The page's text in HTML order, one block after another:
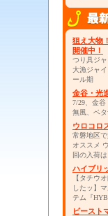
狙え大物
開催中！
つり具ジ
大漁ジャ
ール期
金谷・光
7/29、金谷
無風、ベ
ウロコロ
常磐地区
オススメ
回の入荷は
ハイブリ
【タチウ
したッ】
テム『
ビースト